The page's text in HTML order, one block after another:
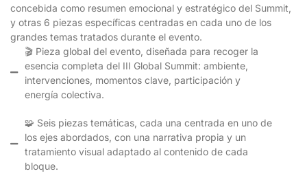
concebida como resumen emocional y estratégico del Summit,
y otras 6 piezas específicas centradas en cada uno de los
grandes temas tratados durante el evento.
🎬 Pieza global del evento, diseñada para recoger la
esencia completa del III Global Summit: ambiente,
intervenciones, momentos clave, participación y
energía colectiva.
🧩 Seis piezas temáticas, cada una centrada en uno de
los ejes abordados, con una narrativa propia y un
tratamiento visual adaptado al contenido de cada
bloque.